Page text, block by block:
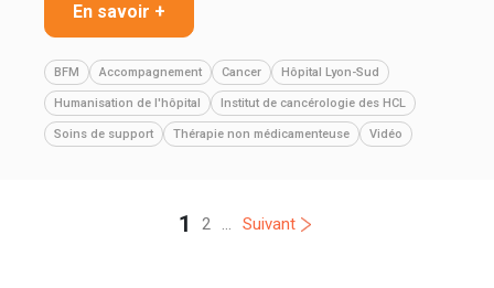
En savoir +
BFM Accompagnement Cancer Hôpital Lyon-Sud
Humanisation de l'hôpital Institut de cancérologie des HCL
Soins de support Thérapie non médicamenteuse Vidéo
1 2 ... Suivant